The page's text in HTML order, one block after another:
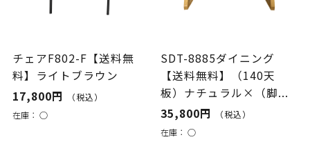
チェアF802-F【送料無
料】ライトブラウン
17,800円
（税込）
在庫： ○
SDT-8885ダイニング
【送料無料】（140天
板）ナチュラル×（脚...
35,800円
（税込）
在庫：○